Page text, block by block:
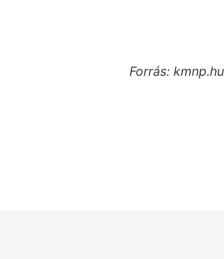
Forrás: kmnp.hu